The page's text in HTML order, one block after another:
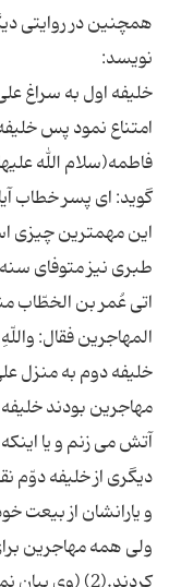
همچنین در روایتی
خلیفه اول به سراغ
امتناع نمود پس
فاطمه(سلام الله
گوید: ای پسر خطاب
اتی عُمر بن الخطّاب
خلیفه دوم به منزل
مهاجرین بودند
آتش می زنم و یا
دیگری از خلیفه دوّم
و یارانشان از بیعت
ولی همه مهاجرین